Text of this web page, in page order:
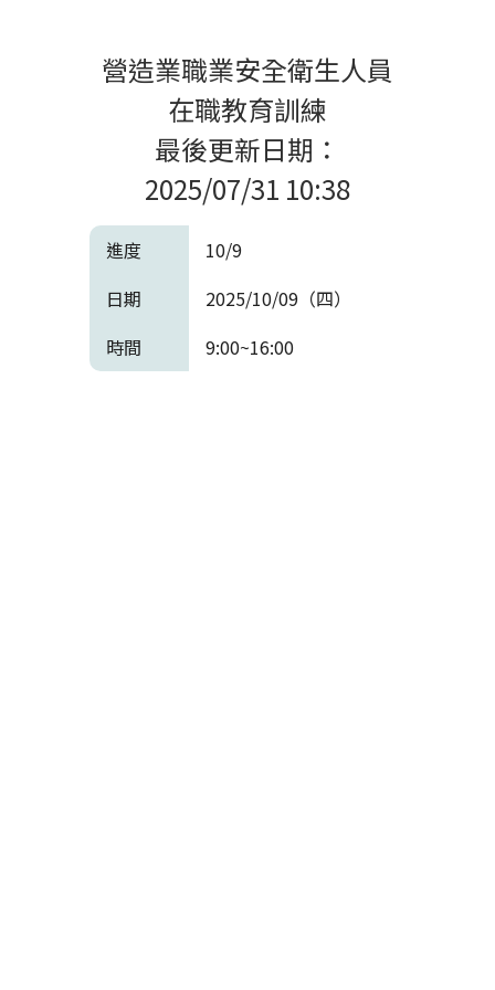
營造業職業安全衛生人員
在職教育訓練
最後更新日期：
2025/07/31 10:38
10/9
2025/10/09（四）
9:00~16:00